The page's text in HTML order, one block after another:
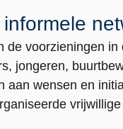
de voorzieningen
jongeren,
aan wensen en